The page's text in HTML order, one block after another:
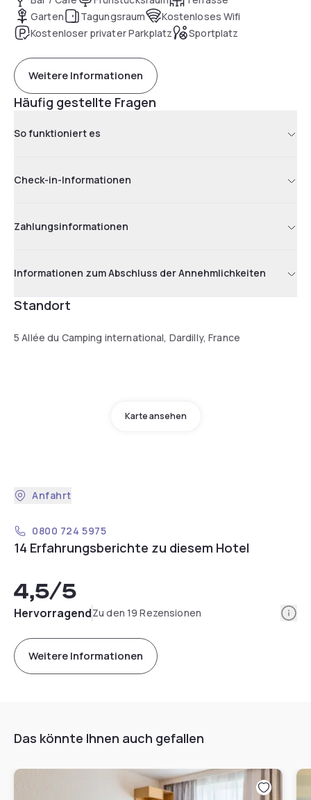
Garten
Tagungsraum
Kostenloses Wifi
Kostenloser privater Parkplatz
Sportplatz
Weitere Informationen
Häufig gestellte Fragen
So funktioniert es
Check-in-Informationen
Zahlungsinformationen
Informationen zum Abschluss der Annehmlichkeiten
Standort
5 Allée du Camping international, Dardilly, France
Karte ansehen
Anfahrt
0800 724 5975
14 Erfahrungsberichte zu diesem Hotel
4,5/5
HervorragendZu den 19 Rezensionen
Weitere Informationen
Das könnte Ihnen auch gefallen